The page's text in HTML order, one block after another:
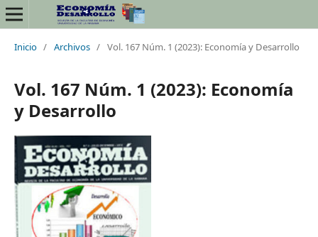
Inicio / Archivos / Vol. 167 Núm. 1 (2023): Economía y Desarrollo
Vol. 167 Núm. 1 (2023): Economía
y Desarrollo